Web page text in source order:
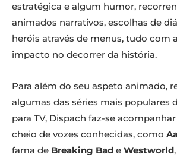
estratégica e algum humor,
animados narrativos, escolhas de
heróis através de menus, tudo com
impacto no decorrer da história.
Para além do seu aspeto animado,
algumas das séries mais populares
para TV, Dispach faz-se
cheio de vozes conhecidas, como
fama de Breaking Bad e Westworld